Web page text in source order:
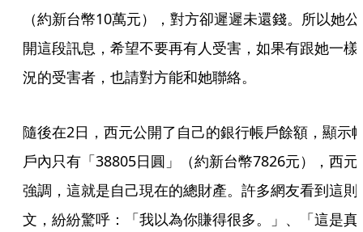
（約新台幣10萬元），對方卻遲遲未還錢。所以她公
開這段訊息，希望不要再有人受害，如果有跟她一樣
況的受害者，也請對方能和她聯絡。
隨後在2日，西元公開了自己的銀行帳戶餘額，顯示
戶內只有「38805日圓」（約新台幣7826元），西元
強調，這就是自己現在的總財產。許多網友看到這則
文，紛紛驚呼：「我以為你賺得很多。」、「這是真